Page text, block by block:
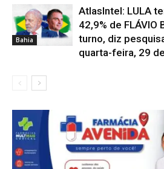
Bahia
AtlasIntel: LULA
42,9% de FLÁVIO
turno, diz
quarta-feira, 29